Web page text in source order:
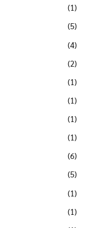
(1)
(5)
(4)
(2)
(1)
(1)
(1)
(1)
(6)
(5)
(1)
(1)